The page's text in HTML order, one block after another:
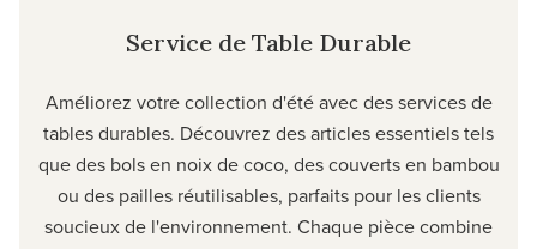
Service de Table Durable
Améliorez votre collection d'été avec des services de
tables durables. Découvrez des articles essentiels tels
que des bols en noix de coco, des couverts en bambou
ou des pailles réutilisables, parfaits pour les clients
soucieux de l'environnement. Chaque pièce combine